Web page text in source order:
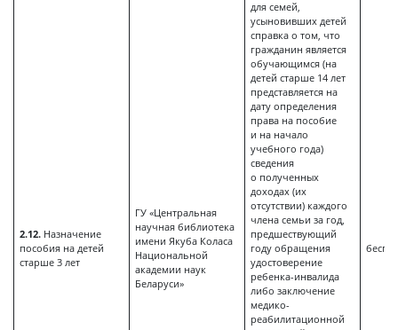
2.12.Назначение
пособия на детей
старше 3 лет
ГУ «Центральная
научная библиотека
имени Якуба Коласа
Национальной
академии наук
Беларуси»
для семей,
усыновивших детей
справка о том, что
гражданин является
обучающимся (на
детей старше 14 лет
представляется на
дату определения
права на пособие
и на начало
учебного года)
сведения
о полученных
доходах (их
отсутствии) каждого
члена семьи за год,
предшествующий
году обращения
удостоверение
ребенка-инвалида
либо заключение
медико-
реабилитационной